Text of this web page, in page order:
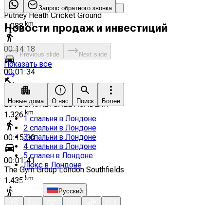
00:01:17
Putney Heath Cricket Ground
1.088 km
00:14:18
00:01:34
Спортзал
LOVE BASKETBALL ACADEMY
1.326 km
00:15:30
00:01:41
The Gym Group London Southfields
1.435 km
Запрос обратного звонка
Новости продаж и инвестиций
Previous slide Next slide
Показать все
Новые дома О нас Поиск Более
1 спальня в Лондоне
2 спальни в Лондоне
3 спальни в Лондоне
4 спальни в Лондоне
5 спален в Лондоне
Люкс в Лондоне
Русский